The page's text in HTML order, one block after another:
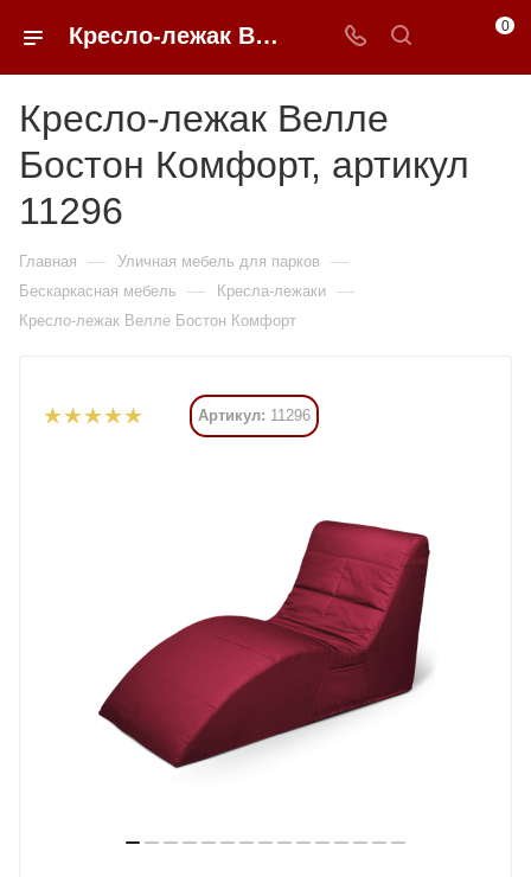
Кресло-лежак Велле Бостон Комфорт купить в Москве от 20 706 ₽ - 0FFER 0
Кресло-лежак Велле
Бостон Комфорт, артикул
11296
Главная — Уличная мебель для парков —
Бескаркасная мебель — Кресла-лежаки —
Кресло-лежак Велле Бостон Комфорт
Артикул: 11296